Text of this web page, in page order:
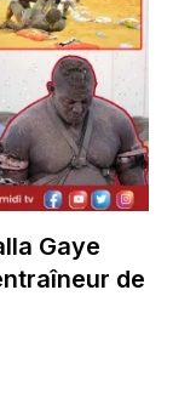
Gaye
de